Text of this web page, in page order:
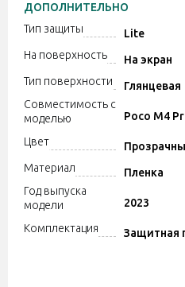
ДОПОЛНИТЕЛЬНО
Тип защиты
Lite
На поверхность
На экран
Тип поверхности
Глянцевая
Совместимость с
моделью
Poco M4
Цвет
Материал
Пленка
Год выпуска
модели
2023
Комплектация
Защитная